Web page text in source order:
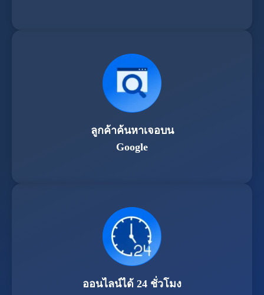
ลูกค้าค้นหาเจอบน
Google
ออนไลน์ได้ 24 ชั่วโมง